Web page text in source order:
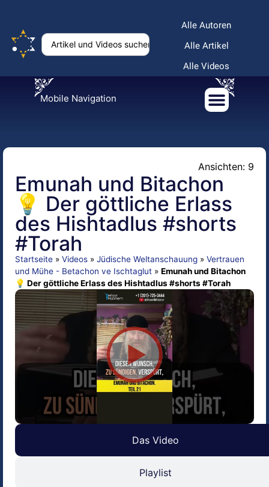
Alle Autoren
Alle Artikel
Alle Videos
Mobile Navigation
Ansichten: 9
Emunah und Bitachon
💡 Der göttliche Erlass
des Hishtadlus #shorts
#Torah
Startseite » Videos » Jüdische Weltanschauung » Vertrauen
und Mühe - Betachon ve Ischtaglut » Emunah und Bitachon
💡 Der göttliche Erlass des Hishtadlus #shorts #Torah
Das Video
Playlist